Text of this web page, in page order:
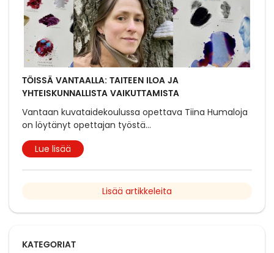
TÖISSÄ VANTAALLA: TAITEEN ILOA JA
YHTEISKUNNALLISTA VAIKUTTAMISTA
Vantaan kuvataidekoulussa opettava Tiina Humaloja
on löytänyt opettajan työstä...
Lue lisää
Lisää artikkeleita
KATEGORIAT